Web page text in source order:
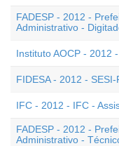
FADESP - 2012 -
Administrativo -
Instituto AOCP - 2012
FIDESA - 2012 -
IFC - 2012 - IFC -
FADESP - 2012 -
Administrativo -